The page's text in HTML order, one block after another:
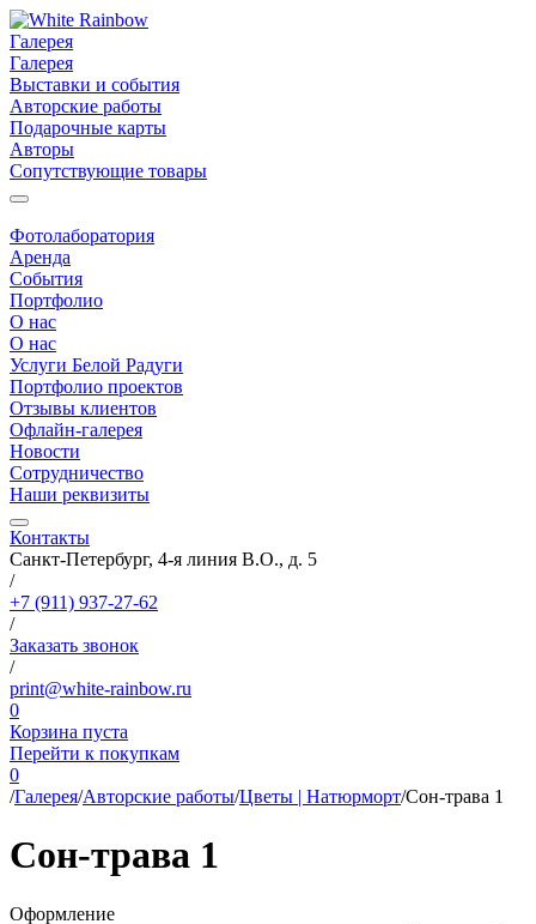
Галерея
Галерея
Выставки и события
Авторские работы
Подарочные карты
Авторы
Сопутствующие товары
Фотолаборатория
Аренда
События
Портфолио
О нас
О нас
Услуги Белой Радуги
Портфолио проектов
Отзывы клиентов
Офлайн-галерея
Новости
Сотрудничество
Наши реквизиты
Контакты
Санкт-Петербург, 4-я линия В.О., д. 5
/
+7 (911) 937-27-62
/
Заказать звонок
/
print@white-rainbow.ru
0
Корзина пуста
Перейти к покупкам
0
/Галерея/Авторские работы/Цветы | Натюрморт/Cон-трава 1
Cон-трава 1
Оформление